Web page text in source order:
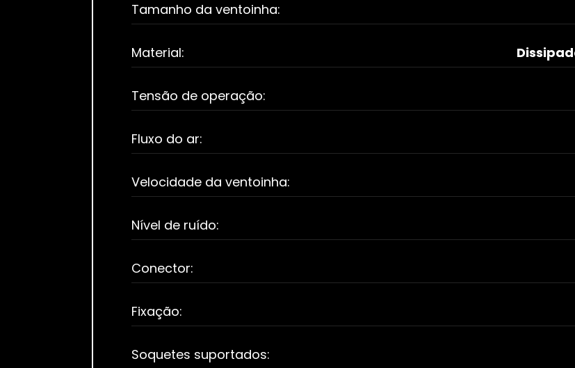
Tamanho da ventoinha:
Material:
Tensão de operação:
Fluxo do ar:
Velocidade da ventoinha:
Nível de ruído:
Conector:
Fixação:
Soquetes suportados: